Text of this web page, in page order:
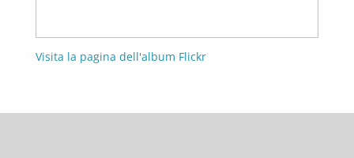
Visita la pagina dell'album Flickr